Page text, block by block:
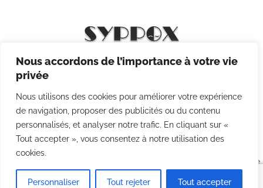
Nous accordons de l’importance à votre vie
privée
Nous utilisons des cookies pour améliorer votre expérience
de navigation, proposer des publicités ou du contenu
personnalisés, et analyser notre trafic. En cliquant sur «
Tout accepter », vous consentez à notre utilisation des
cookies.
Personnaliser Tout rejeter Tout accepter
Mentions légales
Politique des cookies
CGV
Agence
Point Com